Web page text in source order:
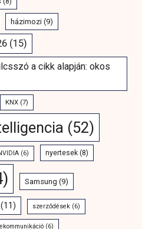
házimozi (9)
(15)
a cikk alapján: okos
KNX (7)
(52)
(6) nyertesek (8)
Samsung (9)
(11) szerződések (6)
(6)